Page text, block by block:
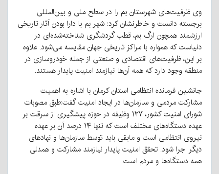
وی ظرفیت‌های شهرستان بم را در سطح ملی و بین‌المللی
برجسته دانست و خاطرنشان کرد: شهر بم با دارا بودن آثار تاریخی
ارزشمند همچون ارگ بم، قطب گردشگری شناخته‌شده‌ای در
دنیاست که همواره با مراکز تاریخی جهان مقایسه می‌شود. علاوه
بر این، ظرفیت‌های اقتصادی و صنعتی از جمله خودروسازی در
منطقه وجود دارد که همه آن‌ها نیازمند امنیت پایدار هستند.
جانشین فرمانده انتظامی استان کرمان با اشاره به اهمیت
مشارکت مردمی و سازمان‌ها در ایجاد امنیت گفت:طبق مصوبات
شورای امنیت کشور، ۱۲۷ وظیفه در حوزه پیشگیری از سرقت بر
عهده دستگاه‌های مختلف است که تنها ۱۴ درصد آن بر عهده
نیروی انتظامی است و مابقی باید توسط سازمان‌ها و نهادهای
دیگر اجرا شود. تحقق امنیت پایدار نیازمند مشارکت و همدلی
همه دستگاه‌ها و مردم است.